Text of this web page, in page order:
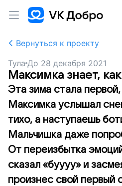
Вернуться к проекту
Тула До 28 декабря 2021
Максимка знает,
Эта зима стала
Максимка услышал
тихо, а наступаешь
Мальчишка даже
От переизбытка
сказал «буууу» и
произнес свой первый